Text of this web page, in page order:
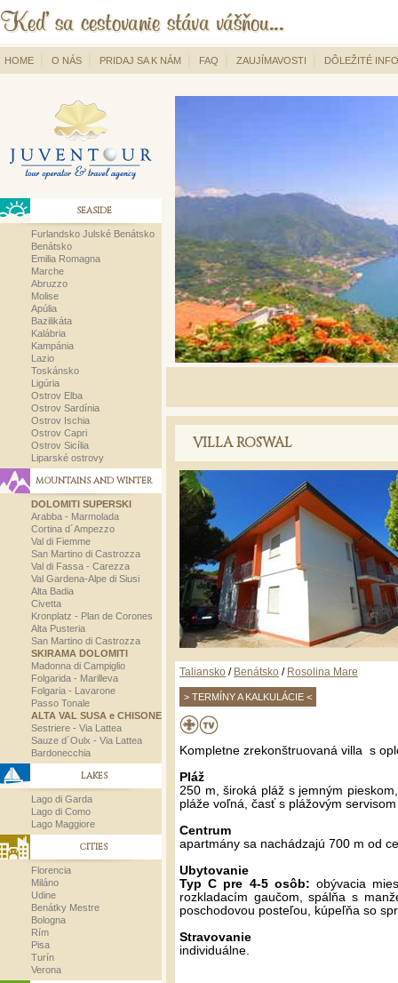
HOME O NÁS PRIDAJ SA K NÁM FAQ ZAUJÍMAVOSTI DÔLEŽITÉ
SEASIDE
Furlandsko Julské Benátsko
Benátsko
Emilia Romagna
Marche
Abruzzo
Molise
Apúlia
Bazilikáta
Kalábria
Kampánia
Lazio
Toskánsko
Ligúria
Ostrov Elba
Ostrov Sardínia
Ostrov Ischia
Ostrov Capri
Ostrov Sicília
Liparské ostrovy
MOUNTAINS AND WINTER
DOLOMITI SUPERSKI
Arabba - Marmolada
Cortina d´Ampezzo
Val di Fiemme
San Martino di Castrozza
Val di Fassa - Carezza
Val Gardena-Alpe di Siusi
Alta Badia
Civetta
Kronplatz - Plan de Corones
Alta Pusteria
San Martino di Castrozza
SKIRAMA DOLOMITI
Madonna di Campiglio
Folgarida - Marilleva
Folgaria - Lavarone
Passo Tonale
ALTA VAL SUSA e CHISONE
Sestriere - Via Lattea
Sauze d´Oulx - Via Lattea
Bardonecchia
LAKES
Lago di Garda
Lago di Como
Lago Maggiore
CITIES
Florencia
Miláno
Udine
Benátky Mestre
Bologna
Rím
Pisa
Turín
Verona
VILLA ROSWAL
Taliansko / Benátsko / Rosolina Mare
> TERMÍNY A KALKULÁCIE <
Kompletne zrekonštruovaná villa s
Pláž
250 m, široká pláž s jemným
pláže voľná, časť s plážovým
Centrum
apartmány sa nachádzajú 700 m od
Ubytovanie
Typ C pre 4-5 osôb: obývacia
rozkladacím gaučom, spálňa s
poschodovou posteľou, kúpeľňa so
Stravovanie
individuálne.